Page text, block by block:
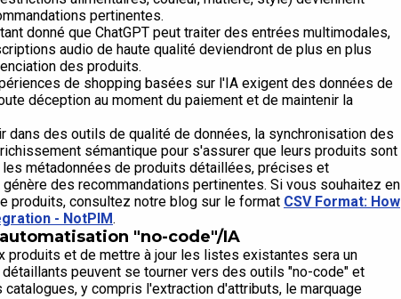
pertinentes.
donné que ChatGPT peut traiter des entrées multimodales,
audio de haute qualité deviendront de plus en plus
des produits.
de shopping basées sur l'IA exigent des données de
déception au moment du paiement et de maintenir la
des outils de qualité de données, la synchronisation des
sémantique pour s'assurer que leurs produits sont
métadonnées de produits détaillées, précises et
des recommandations pertinentes. Si vous souhaitez en
produits, consultez notre blog sur le format CSV Format: How
- NotPIM.
"no-code"/IA
produits et de mettre à jour les listes existantes sera un
peuvent se tourner vers des outils "no-code" et
y compris l'extraction d'attributs, le marquage